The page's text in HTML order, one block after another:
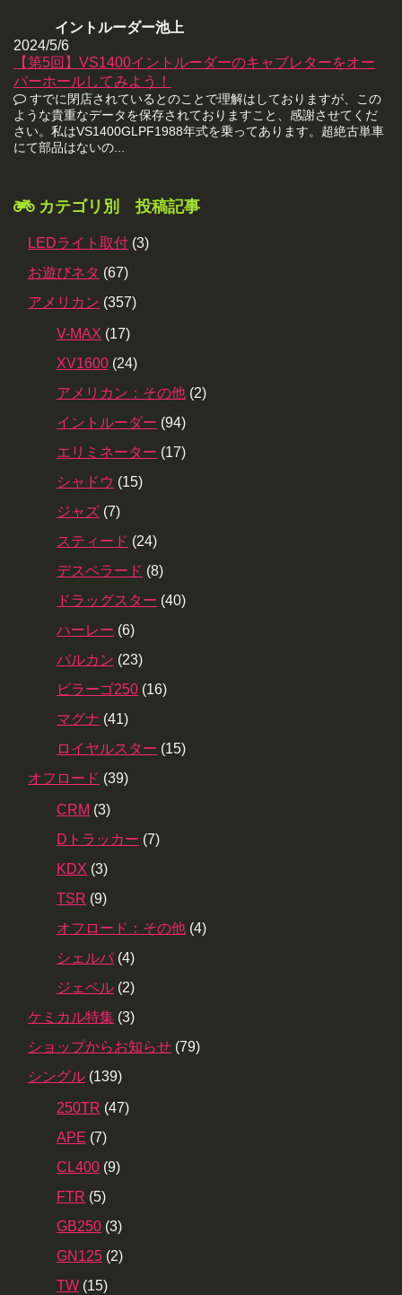
イントルーダー池上
2024/5/6
【第5回】VS1400イントルーダーのキャブレターをオー
バーホールしてみよう！
すでに閉店されているとのことで理解はしておりますが、この
ような貴重なデータを保存されておりますこと、感謝させてくだ
さい。私はVS1400GLPF1988年式を乗ってあります。超絶古単車
にて部品はないの...
カテゴリ別 投稿記事
LEDライト取付 (3)
お遊びネタ (67)
アメリカン (357)
V-MAX (17)
XV1600 (24)
アメリカン：その他 (2)
イントルーダー (94)
エリミネーター (17)
シャドウ (15)
ジャズ (7)
スティード (24)
デスペラード (8)
ドラッグスター (40)
ハーレー (6)
バルカン (23)
ビラーゴ250 (16)
マグナ (41)
ロイヤルスター (15)
オフロード (39)
CRM (3)
Dトラッカー (7)
KDX (3)
TSR (9)
オフロード：その他 (4)
シェルパ (4)
ジェベル (2)
ケミカル特集 (3)
ショップからお知らせ (79)
シングル (139)
250TR (47)
APE (7)
CL400 (9)
FTR (5)
GB250 (3)
GN125 (2)
TW (15)